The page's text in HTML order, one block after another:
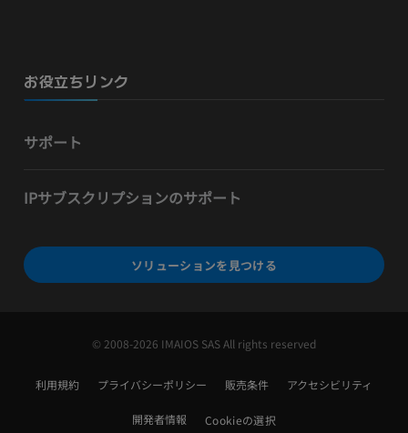
お役立ちリンク
サポート
IPサブスクリプションのサポート
ソリューションを見つける
© 2008-2026 IMAIOS SAS All rights reserved
利用規約 プライバシーポリシー 販売条件 アクセシビリティ
開発者情報 Cookieの選択